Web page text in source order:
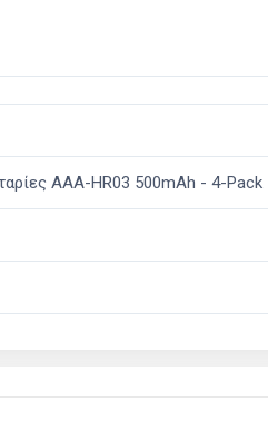
AAA-HR03 500mAh - 4-Pack